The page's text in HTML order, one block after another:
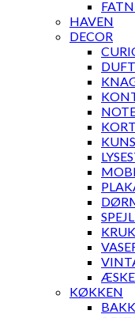
HAVEN
DECOR
KORT
KØKKEN